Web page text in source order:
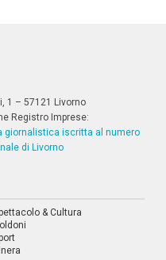
1 – 57121 Livorno
Registro Imprese:
giornalistica iscritta al numero
di Livorno
& Cultura